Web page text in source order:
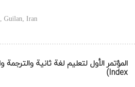
Guilan, Iran
Index)